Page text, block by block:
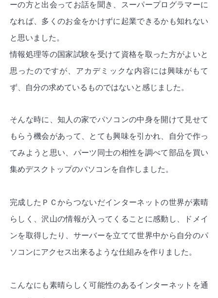
ーの方と出会ってお話を聞き、スーパープログラマーに
なれば、多くのお金をかけずに起業できるかも知れない
と思いました。
情報処理等の国家試験を受けて資格を取った方がよいと
思ったのですが、アカデミックな内容には興味がもて
ず、自分の求めているものではないと感じました。
そんな時に、知人の家でパソコンの中身を開けて見せて
もらう機会があって、とても興味を引かれ、自分で作っ
てみようと思い、パーツ同士の相性を調べて部品を買い
集めデスクトップのパソコンを自作しました。
完成したＰＣからつないだインターネットの世界が素晴
らしく、沢山の情報が入ってくることに感動し、ドメイ
ンを取得したり、サーバーを立てて世界中から自分のパ
ソコンにアクセス出来るような仕組みを作りました。
こんなにも素晴らしく可能性のあるインターネットを通